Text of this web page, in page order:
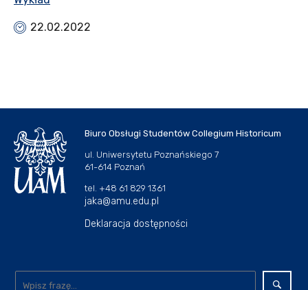
22.02.2022
Biuro Obsługi Studentów Collegium Historicum
ul. Uniwersytetu Poznańskiego 7
61-614 Poznań
tel. +48 61 829 1361
jaka@amu.edu.pl
Deklaracja dostępności